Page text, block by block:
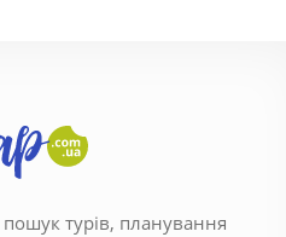
пошук турів, планування